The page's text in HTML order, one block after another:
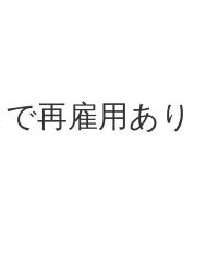
再雇用あり